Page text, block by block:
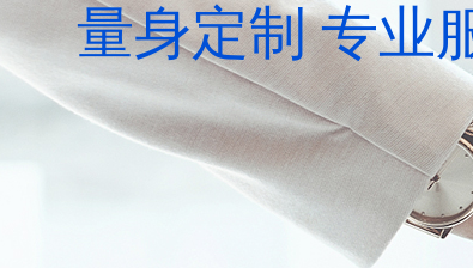
量身定制 专业